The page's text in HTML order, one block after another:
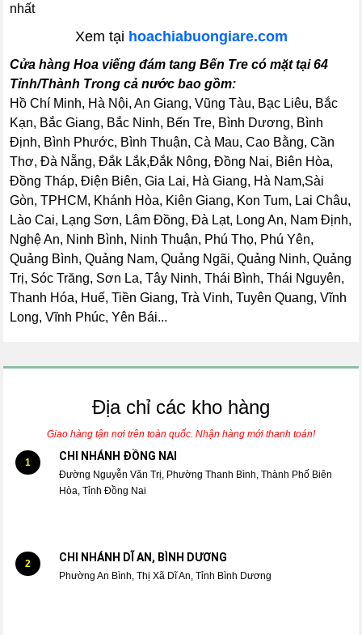
nhất
Xem tại hoachiabuongiare.com
Cửa hàng Hoa viếng đám tang Bến Tre có mặt tại 64
Tỉnh/Thành Trong cả nước bao gồm:
Hồ Chí Minh, Hà Nội, An Giang, Vũng Tàu, Bạc Liêu, Bắc
Kạn, Bắc Giang, Bắc Ninh, Bến Tre, Bình Dương, Bình
Định, Bình Phước, Bình Thuận, Cà Mau, Cao Bằng, Cần
Thơ, Đà Nẵng, Đắk Lắk,Đắk Nông, Đồng Nai, Biên Hòa,
Đồng Tháp, Điện Biên, Gia Lai, Hà Giang, Hà Nam,Sài
Gòn, TPHCM, Khánh Hòa, Kiên Giang, Kon Tum, Lai Châu,
Lào Cai, Lạng Sơn, Lâm Đồng, Đà Lạt, Long An, Nam Định,
Nghệ An, Ninh Bình, Ninh Thuận, Phú Thọ, Phú Yên,
Quảng Bình, Quảng Nam, Quảng Ngãi, Quảng Ninh, Quảng
Trị, Sóc Trăng, Sơn La, Tây Ninh, Thái Bình, Thái Nguyên,
Thanh Hóa, Huế, Tiền Giang, Trà Vinh, Tuyên Quang, Vĩnh
Long, Vĩnh Phúc, Yên Bái...
Địa chỉ các kho hàng
Giao hàng tận nơi trên toàn quốc. Nhận hàng mới thanh toán!
1 CHI NHÁNH ĐỒNG NAI
Đường Nguyễn Văn Trị, Phường Thanh Bình, Thành Phố Biên
Hòa, Tỉnh Đồng Nai
2 CHI NHÁNH DĨ AN, BÌNH DƯƠNG
Phường An Bình, Thị Xã Dĩ An, Tỉnh Bình Dương